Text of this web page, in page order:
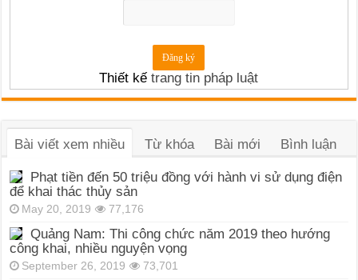
Thiết kếtrang tin pháp luật
Bài viết xem nhiều Từ khóa Bài mới Bình luận
Phạt tiền đến 50 triệu đồng với hành vi sử dụng điện
để khai thác thủy sản
May 20, 2019 77,176
Quảng Nam: Thi công chức năm 2019 theo hướng
công khai, nhiều nguyện vọng
September 26, 2019 73,701